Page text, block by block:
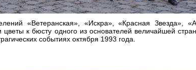
«Ветеранская», «Искра», «Красная Звезда»,
к бюсту одного из основателей величайшей
событиях октября 1993 года.